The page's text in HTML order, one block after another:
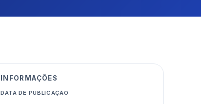
INFORMAÇÕES
DATA DE PUBLICAÇÃO